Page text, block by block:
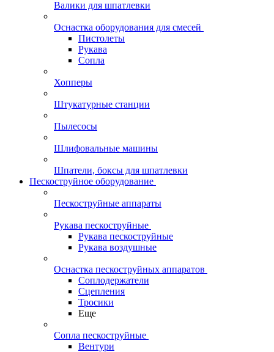
Валики для шпатлевки
Оснастка оборудования для смесей
Пистолеты
Рукава
Сопла
Хопперы
Штукатурные станции
Пылесосы
Шлифовальные машины
Шпатели, боксы для шпатлевки
Пескоструйное оборудование
Пескоструйные аппараты
Рукава пескоструйные
Рукава пескоструйные
Рукава воздушные
Оснастка пескоструйных аппаратов
Соплодержатели
Сцепления
Тросики
Еще
Сопла пескоструйные
Вентури